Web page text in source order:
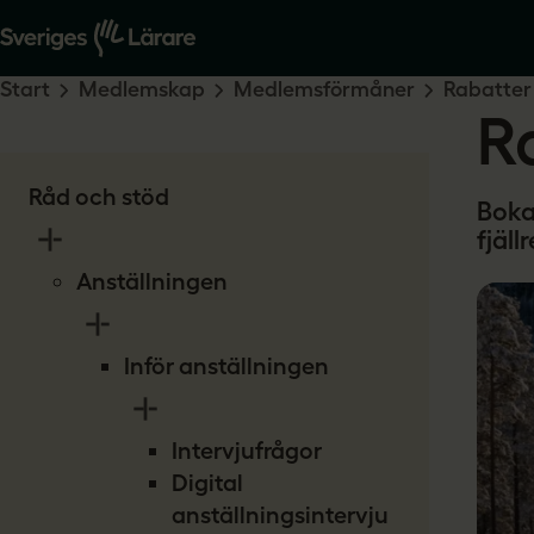
Råd och stöd
Anställningen
Inför anställningen
Intervjufrågor
Digital
anställningsintervju
Start Medlemskap Medlemsförmåner